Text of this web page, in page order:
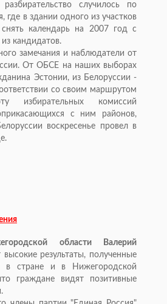
случилось по
где в здании одного из участков
календарь на 2007 год с
кандидатов.
замечания и наблюдатели от
От ОБСЕ на наших выборах
Эстонии, из Белоруссии -
со своим маршрутом
избирательных комиссий
с ним районов,
воскресенье провел в
области Валерий
высокие результаты, полученные
в стране и в Нижегородской
граждане видят позитивные